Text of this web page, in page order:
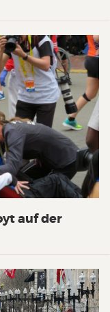
auf der